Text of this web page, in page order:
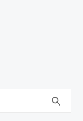
search